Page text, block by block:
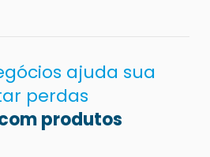
ajuda sua
perdas
produtos